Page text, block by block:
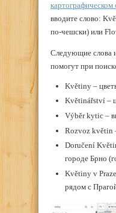
вводите слово:
по-чешски) или
Следующие слова
помогут при
Květiny –
Květinářství –
Výběr kytic –
Rozvoz květin
Doručení
городе Брно
Květiny v
рядом с